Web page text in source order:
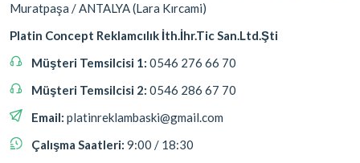
Muratpaşa / ANTALYA (Lara Kırcami)
Platin Concept Reklamcılık İth.İhr.Tic San.Ltd.Şti
Müşteri Temsilcisi 1: 0546 276 66 70
Müşteri Temsilcisi 2: 0546 286 67 70
Email: platinreklambaski@gmail.com
Çalışma Saatleri: 9:00 / 18:30